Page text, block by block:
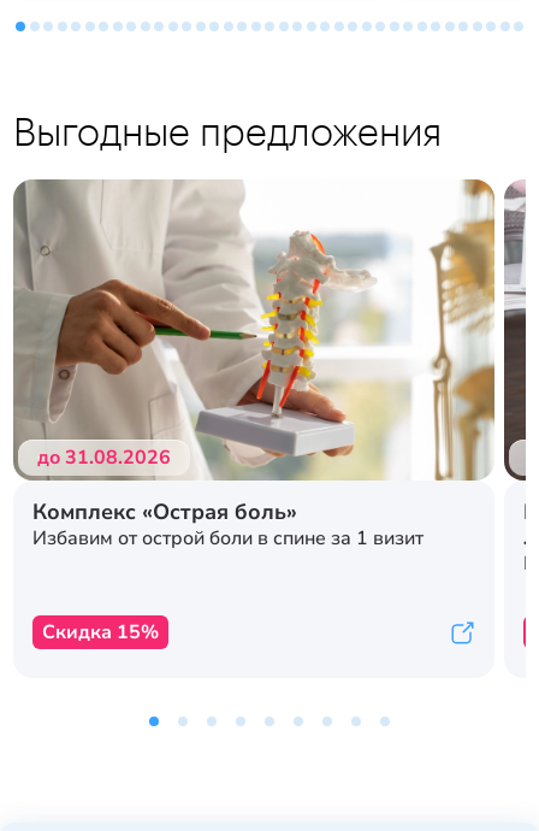
Подробнее Подробнее
Выгодные предложения
до 31.08.2026
Комплекс «Острая боль»
Избавим от острой боли в спине за 1 визит
Скидка 15%